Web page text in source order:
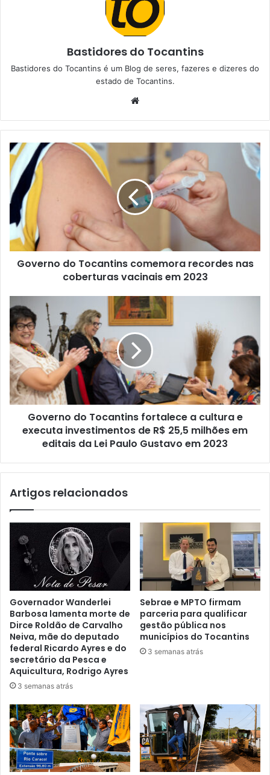
Bastidores do Tocantins
Bastidores do Tocantins é um Blog de seres, fazeres e dizeres do
estado de Tocantins.
b
s
i
e
Governo do Tocantins comemora recordes nas
coberturas vacinais em 2023
Governo do Tocantins fortalece a cultura e
executa investimentos de R$ 25,5 milhões em
editais da Lei Paulo Gustavo em 2023
Artigos relacionados
Governador Wanderlei
Barbosa lamenta morte de
Dirce Roldão de Carvalho
Neiva, mãe do deputado
federal Ricardo Ayres e do
secretário da Pesca e
Aquicultura, Rodrigo Ayres
3 semanas atrás
Sebrae e MPTO firmam
parceria para qualificar
gestão pública nos
municípios do Tocantins
3 semanas atrás